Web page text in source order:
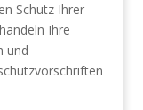
Schutz Ihrer
Ihre
und